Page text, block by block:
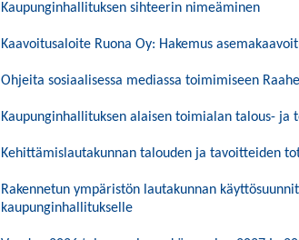
Kaupunginhallituksen sihteerin nimeäminen
Kaavoitusaloite Ruona Oy: Hakemus
Ohjeita sosiaalisessa mediassa toimimiseen
Kaupunginhallituksen alaisen toimialan talous-
Kehittämislautakunnan talouden ja tavoitteiden
Rakennetun ympäristön lautakunnan
kaupunginhallitukselle